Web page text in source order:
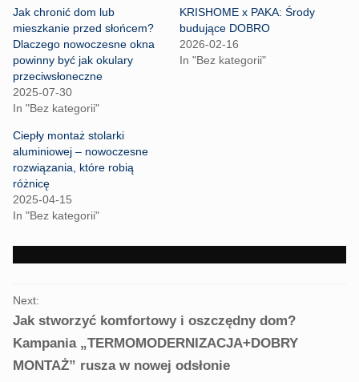
h
a
r
e
o
n
T
w
i
t
r
(
O
p
e
n
s
i
n
w
i
)
h
a
r
e
o
n
F
a
b
o
k
(
O
p
i
e
w
w
)
Jak chronić dom lub
mieszkanie przed słońcem?
Dlaczego nowoczesne okna
powinny być jak okulary
przeciwsłoneczne
2025-07-30
In "Bez kategorii"
KRISHOME x PAKA: Środy
budujące DOBRO
2026-02-16
In "Bez kategorii"
Ciepły montaż stolarki
aluminiowej – nowoczesne
rozwiązania, które robią
różnicę
2025-04-15
In "Bez kategorii"
PORTFOLIO
NAVIGATION
Next:
Jak stworzyć komfortowy i oszczędny dom?
Kampania „TERMOMODERNIZACJA+DOBRY
MONTAŻ” rusza w nowej odsłonie